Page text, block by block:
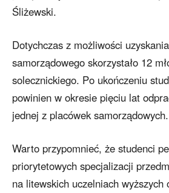
Śliżewski.
Dotychczas z możliwości
samorządowego skorzystało 12
solecznickiego. Po ukończeniu
powinien w okresie pięciu lat
jednej z placówek samorządowych.
Warto przypomnieć, że studenci
priorytetowych specjalizacji
na litewskich uczelniach